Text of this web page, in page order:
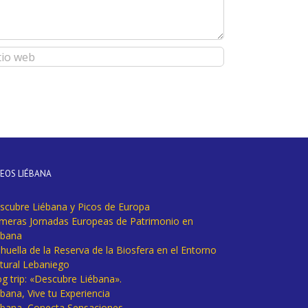
LIÉBANA
Liébana y Picos de Europa
Jornadas Europeas de Patrimonio en
de la Reserva de la Biosfera en el Entorno
Lebaniego
trip: «Descubre Liébana».
Vive tu Experiencia